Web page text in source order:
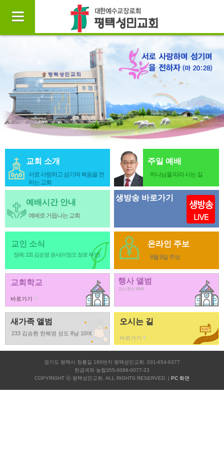
교회 소개
서로 사랑하고 섬기며 복음을 전
하는 교회
주일 예배
하나님을 따라 사는 길
예배시간 안내
예배로 거듭나는 교회
생방송 바로가기
교인 소식
장례: 131 김순영 권사(이정오 장로 부인)
온라인 주보
8월 9일 주보
교회학교
바로가기
행사 앨범
교사 헌신 예배
새가족 앨범
233 김승환 한혜영 성도 8남 10여
오시는 길
바로가기
경기도 평택시 청룡길 160번지 평택성민교회. 031-654-6377
헌금계좌 농협355-0088-0077-23
COPYRIGHT ⓒ 평택성민교회. ALL RIGHTS RESERVED. | PC 화면